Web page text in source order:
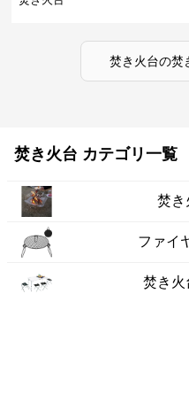
焚き火台の焚
焚き火台 カテゴリ一覧
焚き
ファイ
焚き火